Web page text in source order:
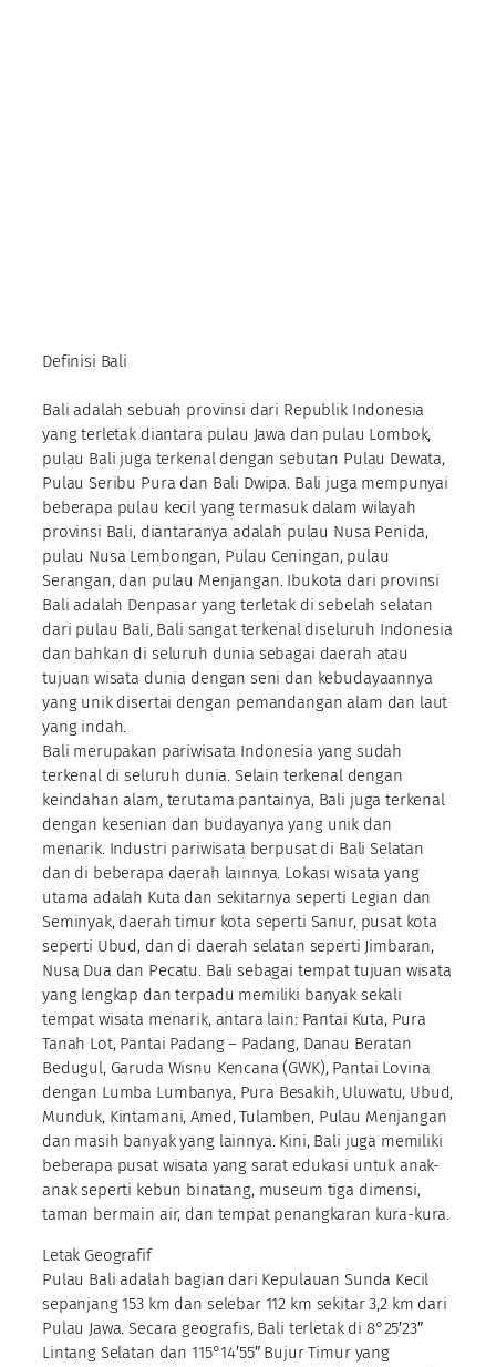
Definisi Bali
Bali adalah sebuah provinsi dari Republik Indonesia
yang terletak diantara pulau Jawa dan pulau Lombok,
pulau Bali juga terkenal dengan sebutan Pulau Dewata,
Pulau Seribu Pura dan Bali Dwipa. Bali juga mempunyai
beberapa pulau kecil yang termasuk dalam wilayah
provinsi Bali, diantaranya adalah pulau Nusa Penida,
pulau Nusa Lembongan, Pulau Ceningan, pulau
Serangan, dan pulau Menjangan. Ibukota dari provinsi
Bali adalah Denpasar yang terletak di sebelah selatan
dari pulau Bali, Bali sangat terkenal diseluruh Indonesia
dan bahkan di seluruh dunia sebagai daerah atau
tujuan wisata dunia dengan seni dan kebudayaannya
yang unik disertai dengan pemandangan alam dan laut
yang indah.
Bali merupakan pariwisata Indonesia yang sudah
terkenal di seluruh dunia. Selain terkenal dengan
keindahan alam, terutama pantainya, Bali juga terkenal
dengan kesenian dan budayanya yang unik dan
menarik. Industri pariwisata berpusat di Bali Selatan
dan di beberapa daerah lainnya. Lokasi wisata yang
utama adalah Kuta dan sekitarnya seperti Legian dan
Seminyak, daerah timur kota seperti Sanur, pusat kota
seperti Ubud, dan di daerah selatan seperti Jimbaran,
Nusa Dua dan Pecatu. Bali sebagai tempat tujuan wisata
yang lengkap dan terpadu memiliki banyak sekali
tempat wisata menarik, antara lain: Pantai Kuta, Pura
Tanah Lot, Pantai Padang – Padang, Danau Beratan
Bedugul, Garuda Wisnu Kencana (GWK), Pantai Lovina
dengan Lumba Lumbanya, Pura Besakih, Uluwatu, Ubud,
Munduk, Kintamani, Amed, Tulamben, Pulau Menjangan
dan masih banyak yang lainnya. Kini, Bali juga memiliki
beberapa pusat wisata yang sarat edukasi untuk anak-
anak seperti kebun binatang, museum tiga dimensi,
taman bermain air, dan tempat penangkaran kura-kura.
Letak Geografif
Pulau Bali adalah bagian dari Kepulauan Sunda Kecil
sepanjang 153 km dan selebar 112 km sekitar 3,2 km dari
Pulau Jawa. Secara geografis, Bali terletak di 8°25′23″
Lintang Selatan dan 115°14′55″ Bujur Timur yang